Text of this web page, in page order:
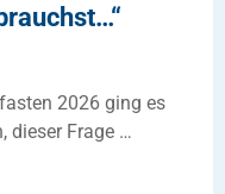
2026 ging es
dieser Frage …